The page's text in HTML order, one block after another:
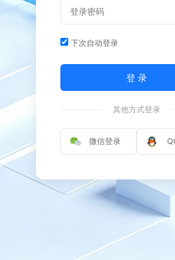
下次自动登录
登 录
其他方式登录
微信登录